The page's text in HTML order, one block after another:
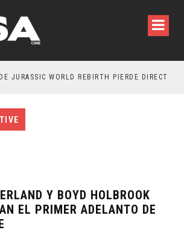
JURASSIC WORLD REBIRTH PIERDE DIRECTOR
Y BOYD HOLBROOK
EL PRIMER ADELANTO DE